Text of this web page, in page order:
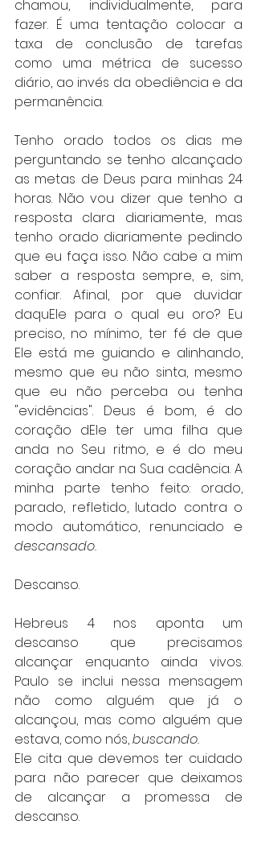
chamou, individualmente, para
fazer. É uma tentação colocar a
taxa de conclusão de tarefas
como uma métrica de sucesso
diário, ao invés da obediência e da
permanência.
Tenho orado todos os dias me
perguntando se tenho alcançado
as metas de Deus para minhas 24
horas. Não vou dizer que tenho a
resposta clara diariamente, mas
tenho orado diariamente pedindo
que eu faça isso. Não cabe a mim
saber a resposta sempre, e, sim,
confiar. Afinal, por que duvidar
daquEle para o qual eu oro? Eu
preciso, no mínimo, ter fé de que
Ele está me guiando e alinhando,
mesmo que eu não sinta, mesmo
que eu não perceba ou tenha
"evidências". Deus é bom, é do
coração dEle ter uma filha que
anda no Seu ritmo, e é do meu
coração andar na Sua cadência. A
minha parte tenho feito: orado,
parado, refletido, lutado contra o
descansado.
Descanso.
Hebreus 4 nos aponta um
descanso que precisamos
alcançar enquanto ainda vivos.
Paulo se inclui nessa mensagem
não como alguém que já o
alcançou, mas como alguém que
estava, como nós, buscando.
Ele cita que devemos ter cuidado
para não parecer que deixamos
de alcançar a promessa de
descanso.